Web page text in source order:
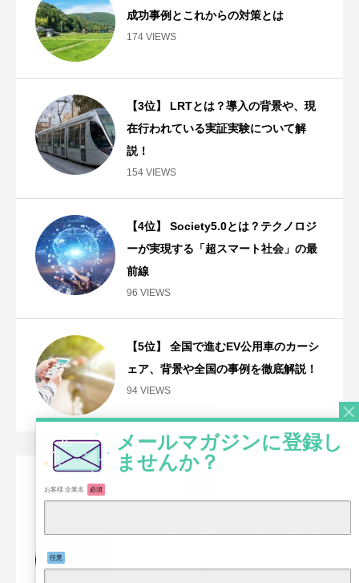
お客様 企業名 必須
任意
成功事例とこれからの対策とは
174 VIEWS
【3位】 LRTとは？導入の背景や、現
在行われている実証実験について解
説！
154 VIEWS
【4位】 Society5.0とは？テクノロジ
ーが実現する「超スマート社会」の最
前線
96 VIEWS
【5位】 全国で進むEV公用車のカーシ
ェア、背景や全国の事例を徹底解説！
94 VIEWS